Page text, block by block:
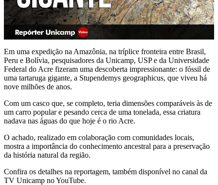
Em uma expedição na Amazônia, na tríplice fronteira entre Brasil,
Peru e Bolívia, pesquisadores da Unicamp, USP e da Universidade
Federal do Acre fizeram uma descoberta impressionante: o fóssil de
uma tartaruga gigante, a Stupendemys geographicus, que viveu há
nove milhões de anos.
Com um casco que, se completo, teria dimensões comparáveis às de
um carro popular e pesando cerca de uma tonelada, essa criatura
nadava nas águas do que hoje é o rio Acre.
O achado, realizado em colaboração com comunidades locais,
mostra a importância do conhecimento ancestral para a preservação
da história natural da região.
Confira os detalhes na reportagem, também disponível no canal da
TV Unicamp no YouTube.